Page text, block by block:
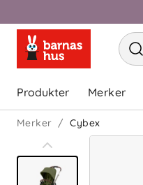
Produkter Merker
Merker Cybex